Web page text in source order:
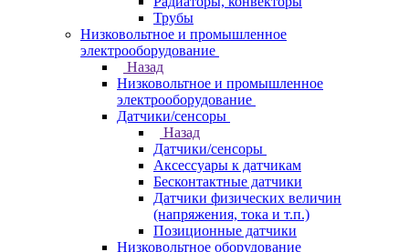
Трубы
Низковольтное и промышленное
электрооборудование
Назад
Низковольтное и промышленное
электрооборудование
Датчики/сенсоры
Назад
Датчики/сенсоры
Аксессуары к датчикам
Бесконтактные датчики
Датчики физических величин
(напряжения, тока и т.п.)
Позиционные датчики
Низковольтное оборудование